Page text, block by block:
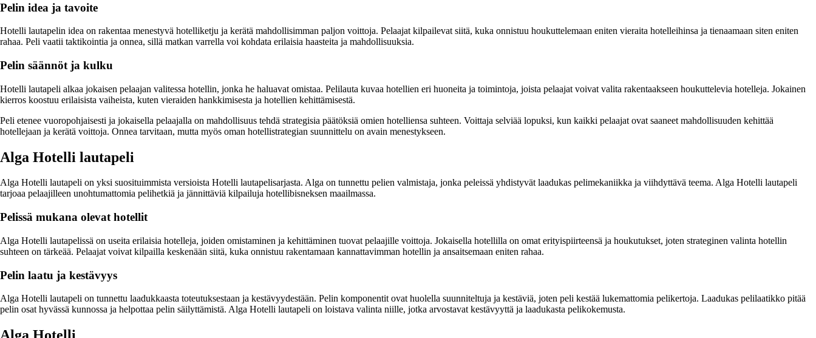
Pelin idea ja tavoite
Hotelli lautapelin idea on rakentaa menestyvä hotelliketju ja kerätä mahdollisimman paljon voittoja. Pelaajat kilpailevat siitä, kuka onnistuu houkuttelemaan eniten vieraita hotelleihinsa ja tienaamaan siten eniten
rahaa. Peli vaatii taktikointia ja onnea, sillä matkan varrella voi kohdata erilaisia haasteita ja mahdollisuuksia.
Pelin säännöt ja kulku
Hotelli lautapeli alkaa jokaisen pelaajan valitessa hotellin, jonka he haluavat omistaa. Pelilauta kuvaa hotellien eri huoneita ja toimintoja, joista pelaajat voivat valita rakentaakseen houkuttelevia hotelleja. Jokainen
kierros koostuu erilaisista vaiheista, kuten vieraiden hankkimisesta ja hotellien kehittämisestä.
Peli etenee vuoropohjaisesti ja jokaisella pelaajalla on mahdollisuus tehdä strategisia päätöksiä omien hotelliensa suhteen. Voittaja selviää lopuksi, kun kaikki pelaajat ovat saaneet mahdollisuuden kehittää
hotellejaan ja kerätä voittoja. Onnea tarvitaan, mutta myös oman hotellistrategian suunnittelu on avain menestykseen.
Alga Hotelli lautapeli
Alga Hotelli lautapeli on yksi suosituimmista versioista Hotelli lautapelisarjasta. Alga on tunnettu pelien valmistaja, jonka peleissä yhdistyvät laadukas pelimekaniikka ja viihdyttävä teema. Alga Hotelli lautapeli
tarjoaa pelaajilleen unohtumattomia pelihetkiä ja jännittäviä kilpailuja hotellibisneksen maailmassa.
Pelissä mukana olevat hotellit
Alga Hotelli lautapelissä on useita erilaisia hotelleja, joiden omistaminen ja kehittäminen tuovat pelaajille voittoja. Jokaisella hotellilla on omat erityispiirteensä ja houkutukset, joten strateginen valinta hotellin
suhteen on tärkeää. Pelaajat voivat kilpailla keskenään siitä, kuka onnistuu rakentamaan kannattavimman hotellin ja ansaitsemaan eniten rahaa.
Pelin laatu ja kestävyys
Alga Hotelli lautapeli on tunnettu laadukkaasta toteutuksestaan ja kestävyydestään. Pelin komponentit ovat huolella suunniteltuja ja kestäviä, joten peli kestää lukemattomia pelikertoja. Laadukas pelilaatikko pitää
pelin osat hyvässä kunnossa ja helpottaa pelin säilyttämistä. Alga Hotelli lautapeli on loistava valinta niille, jotka arvostavat kestävyyttä ja laadukasta pelikokemusta.